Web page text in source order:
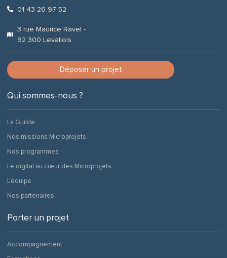
01 43 26 97 52
3 rue Maurice Ravel -
92 300 Levallois
Déposer un projet
Qui sommes-nous ?
La Guilde
Nos missions Microprojets
Nos programmes
Le digital au cœur des Microprojets
L'équipe
Nos partenaires
Porter un projet
Accompagnement